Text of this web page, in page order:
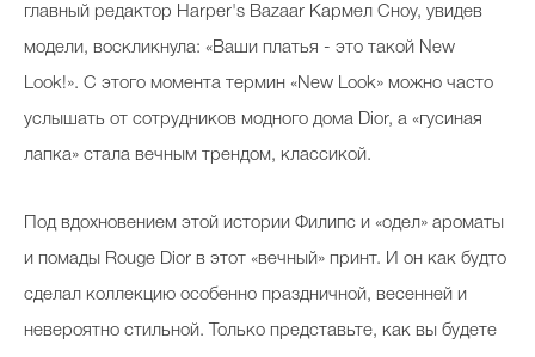
главный редактор Harper's Bazaar Кармел Сноу, увидев
модели, воскликнула: «Ваши платья - это такой New
Look!». С этого момента термин «New Look» можно часто
услышать от сотрудников модного дома Dior, а «гусиная
лапка» стала вечным трендом, классикой.
Под вдохновением этой истории Филипс и «одел» ароматы
и помады Rouge Dior в этот «вечный» принт. И он как будто
сделал коллекцию особенно праздничной, весенней и
невероятно стильной. Только представьте, как вы будете